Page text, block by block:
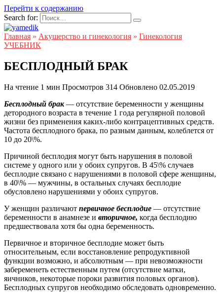
Перейти к содержанию
Search for:
Главная » Акушерство и гинекология » Гинекология
УЧЕБНИК
БЕСПЛОДНЫЙ БРАК
На чтение 1 мин Просмотров 314 Обновлено 02.05.2019
Бесплодный брак— отсутствие беременности у женщины
детородного возраста в течение 1 года регулярной половой
жизни без применения каких-либо контрацептивных средств.
Частота бесплодного брака, по разным данным, колеблется от
10 до 20\%.
Причиной бесплодия могут быть нарушения в половой
системе у одного или у обоих супругов. В 45\% случаев
бесплодие связано с нарушениями в половой сфере женщины,
в 40\% — мужчины, в остальных случаях бесплодие
обусловлено нарушениями у обоих супругов.
У женщин различают первичное бесплодие — отсутствие
беременности в анамнезе и вторичное, когда бесплодию
предшествовала хотя бы одна беременность.
Первичное и вторичное бесплодие может быть
относительным, если восстановление репродуктивной
функции возможно, и абсолютным — при невозможности
забеременеть естественным путем (отсутствие матки,
яичников, некоторые пороки развития половых органов).
Бесплодных супругов необходимо обследовать одновременно.